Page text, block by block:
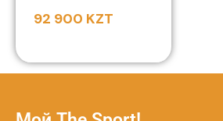
92 900 KZT